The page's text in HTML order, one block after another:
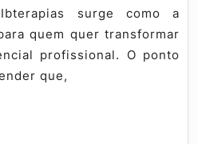
Ibterapias
surge como a
quem quer transformar
profissional. O ponto
que,